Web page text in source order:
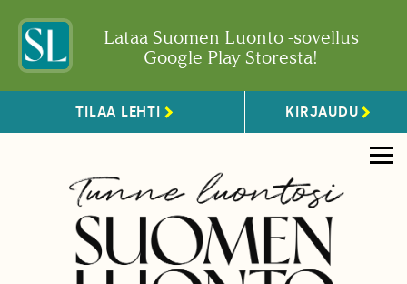
Lataa Suomen Luonto -sovellus
Google Play Storesta!
TILAA LEHTI KIRJAUDU